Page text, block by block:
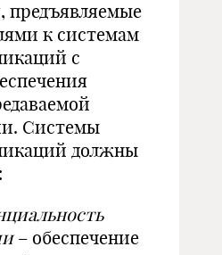
предъявляемые
к системам
с
Системы
должны
– обеспечение